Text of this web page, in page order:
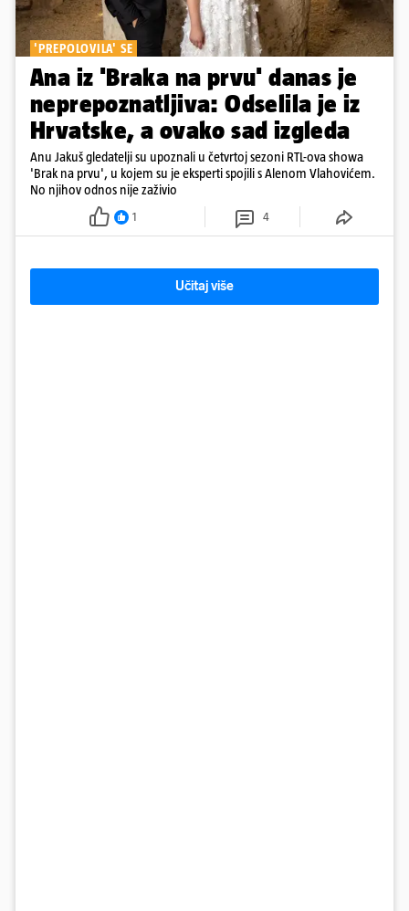
'PREPOLOVILA' SE
Ana iz 'Braka na prvu' danas je
neprepoznatljiva: Odselila je iz
Hrvatske, a ovako sad izgleda
Anu Jakuš gledatelji su upoznali u četvrtoj sezoni RTL-ova showa
'Brak na prvu', u kojem su je eksperti spojili s Alenom Vlahovićem.
No njihov odnos nije zaživio
1 4
Učitaj više